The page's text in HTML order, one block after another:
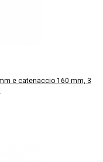
e catenaccio 160 mm, 3